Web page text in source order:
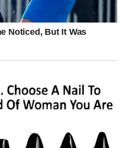
dolaze spontano
bi probuditi emocije koje